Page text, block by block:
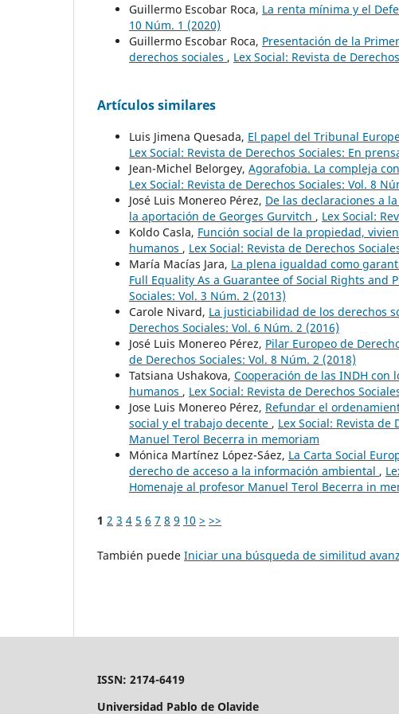
Guillermo Escobar Roca, La renta mínima y el
10 Núm. 1 (2020)
Guillermo Escobar Roca, Presentación de la
derechos sociales , Lex Social: Revista de
Artículos similares
Luis Jimena Quesada, El papel del Tribunal
Lex Social: Revista de Derechos Sociales: En
Jean-Michel Belorgey, Agorafobia. La compleja
Lex Social: Revista de Derechos Sociales: Vol. 8
José Luis Monereo Pérez, De las declaraciones a
la aportación de Georges Gurvitch , Lex Social:
Koldo Casla, Función social de la propiedad,
humanos , Lex Social: Revista de Derechos
María Macías Jara, La plena igualdad como
Full Equality As a Guarantee of Social Rights and
Sociales: Vol. 3 Núm. 2 (2013)
Carole Nivard, La justiciabilidad de los derechos
Derechos Sociales: Vol. 6 Núm. 2 (2016)
José Luis Monereo Pérez, Pilar Europeo de
de Derechos Sociales: Vol. 8 Núm. 2 (2018)
Tatsiana Ushakova, Cooperación de las INDH con
humanos , Lex Social: Revista de Derechos
Jose Luis Monereo Pérez, Refundar el
social y el trabajo decente , Lex Social: Revista
Manuel Terol Becerra in memoriam
Mónica Martínez López-Sáez, La Carta Social
derecho de acceso a la información ambiental ,
Homenaje al profesor Manuel Terol Becerra in
1 2 3 4 5 6 7 8 9 10 > >>
También puede Iniciar una búsqueda de similitud
ISSN: 2174-6419
Universidad Pablo de Olavide